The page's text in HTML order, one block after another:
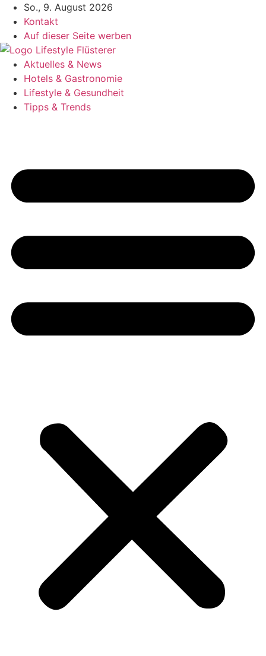
Zum
Inhalt
springen
So., 9. August 2026
Kontakt
Auf dieser Seite werben
Aktuelles & News
Hotels & Gastronomie
Lifestyle & Gesundheit
Tipps & Trends